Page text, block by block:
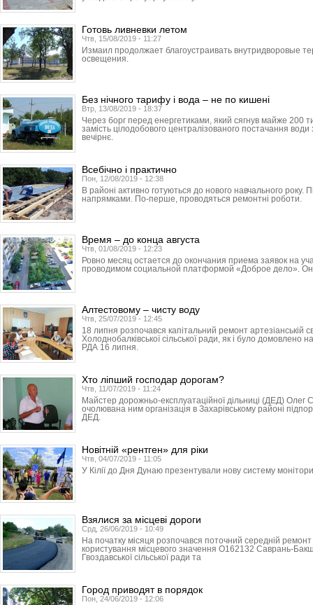
Готовь ливневки летом
Чтв, 15/08/2019 - 11:27
Измаил продолжает благоустраивать внутридворовые
освещения.
Без нічного тарифу і вода – не по кишені
Втр, 13/08/2019 - 18:37
Через борг перед енергетиками, який сягнув майже 200
замість цілодобового централізованого постачання
вечірнє.
Всебічно і практично
Пон, 12/08/2019 - 12:38
В районі активно готуються до нового навчального року.
напрямками. По-перше, проводяться ремонтні роботи.
Время – до конца августа
Чтв, 01/08/2019 - 12:23
Ровно месяц остается до окончания приема заявок на
проводимом социальной платформой «Доброе дело».
Алтестовому – чисту воду
Чтв, 25/07/2019 - 12:45
18 липня розпочався капітальний ремонт артезіанській
Холоднобалківської сільської ради, як і було домовлено
РДА 16 липня.
Хто ліпший господар дорогам?
Чтв, 11/07/2019 - 11:24
Майстер дорожньо-експлуатаційної дільниці (ДЕД) Олег
очолювана ним організація в Захарівському районі
ДЕД.
Новітній «рентген» для ріки
Чтв, 04/07/2019 - 11:05
У Кілії до Дня Дунаю презентували нову систему
Взялися за місцеві дороги
Срд, 26/06/2019 - 10:49
На початку місяця розпочався поточний середній ремонт
користування місцевого значення О162132 Саврань-
Гвоздавської сільської ради та
Город приводят в порядок
Пон, 24/06/2019 - 12:06